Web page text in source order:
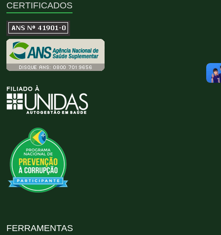
CERTIFICADOS
FERRAMENTAS